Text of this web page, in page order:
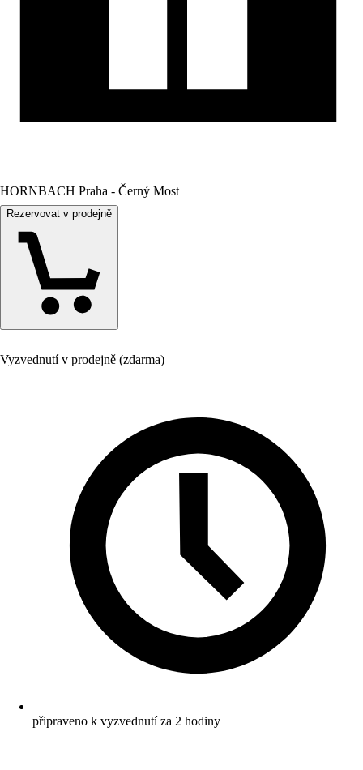
HORNBACH Praha - Černý Most
Rezervovat v prodejně
Vyzvednutí v prodejně (zdarma)
připraveno k vyzvednutí za 2 hodiny